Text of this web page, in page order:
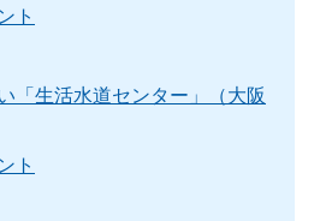
ト
「生活水道センター」（大阪
ト